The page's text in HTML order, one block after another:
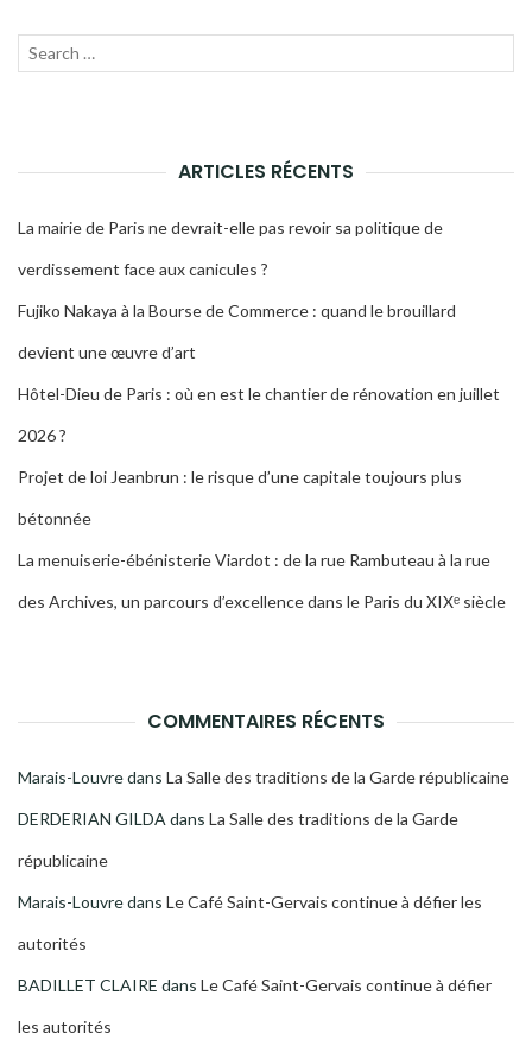
Recherche
ARTICLES RÉCENTS
La mairie de Paris ne devrait-elle pas revoir sa politique de
verdissement face aux canicules ?
Fujiko Nakaya à la Bourse de Commerce : quand le brouillard
devient une œuvre d’art
Hôtel-Dieu de Paris : où en est le chantier de rénovation en juillet
2026 ?
Projet de loi Jeanbrun : le risque d’une capitale toujours plus
bétonnée
La menuiserie-ébénisterie Viardot : de la rue Rambuteau à la rue
des Archives, un parcours d’excellence dans le Paris du XIXᵉ siècle
COMMENTAIRES RÉCENTS
Marais-Louvredans La Salle des traditions de la Garde républicaine
DERDERIAN GILDAdans La Salle des traditions de la Garde
républicaine
Marais-Louvredans Le Café Saint-Gervais continue à défier les
autorités
BADILLET CLAIRE dans Le Café Saint-Gervais continue à défier
les autorités